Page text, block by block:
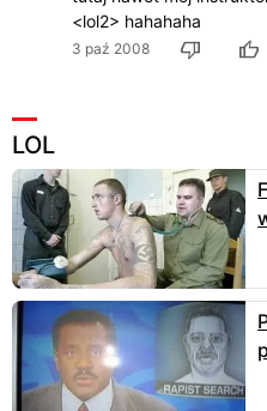
<lol2> hahahaha
3 paź 2008
LOL